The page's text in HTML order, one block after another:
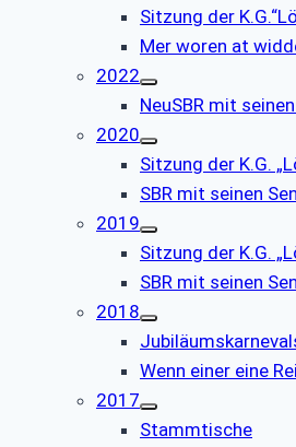
Sitzung der
Mer woren at
2022
NeuSBR mit
2020
Sitzung der K.G.
SBR mit seinen
2019
Sitzung der K.G.
SBR mit seinen
2018
Wenn einer eine
2017
Stammtische